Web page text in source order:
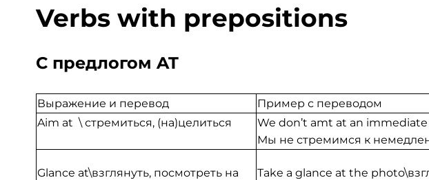
Verbs with prepositions
С предлогом AT
Выражение и перевод
Пример с переводом
Aim at \ стремиться, (на)целиться
We don’t amt at an
Мы не стремимся к
Glance at\взглянуть, посмотреть на Take a glance at the